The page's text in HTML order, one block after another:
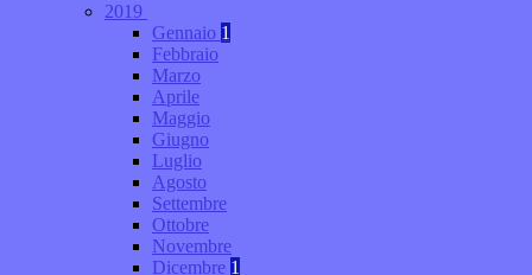
2019
Gennaio 1
Febbraio
Marzo
Aprile
Maggio
Giugno
Luglio
Agosto
Settembre
Ottobre
Novembre
Dicembre 1